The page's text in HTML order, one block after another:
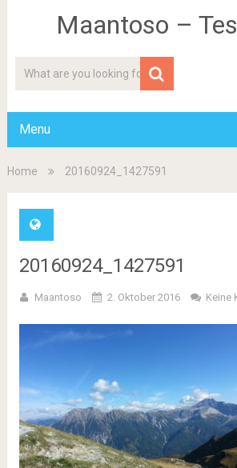
Maantoso –
Menu
Home 20160924_1427591
20160924_1427591
Maantoso 2. Oktober 2016 Keine